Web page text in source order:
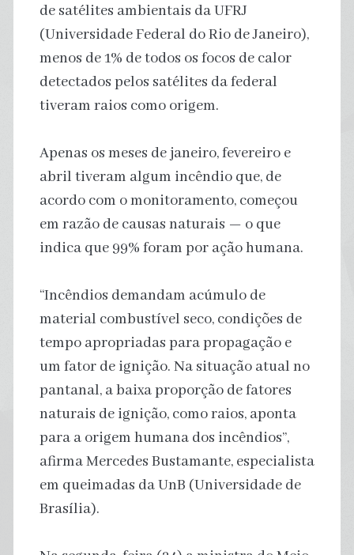
de satélites ambientais da UFRJ
(Universidade Federal do Rio de Janeiro),
menos de 1% de todos os focos de calor
detectados pelos satélites da federal
tiveram raios como origem.
Apenas os meses de janeiro, fevereiro e
abril tiveram algum incêndio que, de
acordo com o monitoramento, começou
em razão de causas naturais — o que
indica que 99% foram por ação humana.
“Incêndios demandam acúmulo de
material combustível seco, condições de
tempo apropriadas para propagação e
um fator de ignição. Na situação atual no
pantanal, a baixa proporção de fatores
naturais de ignição, como raios, aponta
para a origem humana dos incêndios”,
afirma Mercedes Bustamante, especialista
em queimadas da UnB (Universidade de
Brasília).